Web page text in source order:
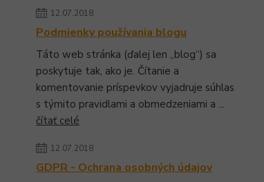
12.07.2018
Podmienky používania blogu
Táto web stránka (ďalej len „blog“) sa
poskytuje tak, ako je. Čítanie a
komentovanie príspevkov vyjadruje súhlas
s týmito pravidlami a obmedzeniami a ...
čítať celé
12.07.2018
GDPR - Ochrana osobných údajov